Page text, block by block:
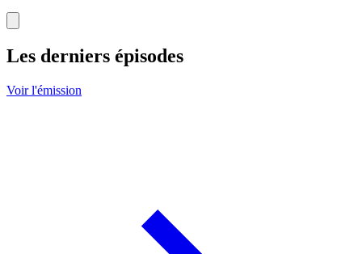
Les derniers épisodes
Voir l'émission